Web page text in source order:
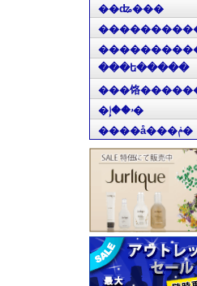
��ʥ���
���ե�����
���饹
�ۥ��إ�
����å���ݥ�